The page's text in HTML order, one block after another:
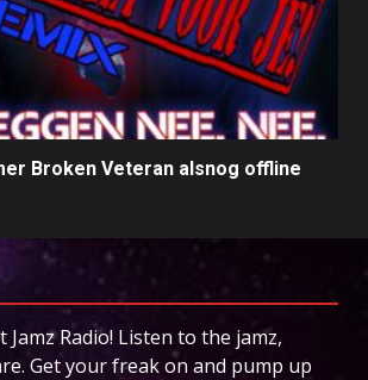
Broken Veteran alsnog offline
Jamz Radio! Listen to the jamz,
Get your freak on and pump up